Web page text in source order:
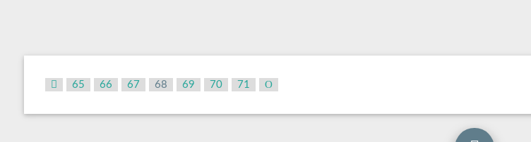
65 66 67 68 69 70 71